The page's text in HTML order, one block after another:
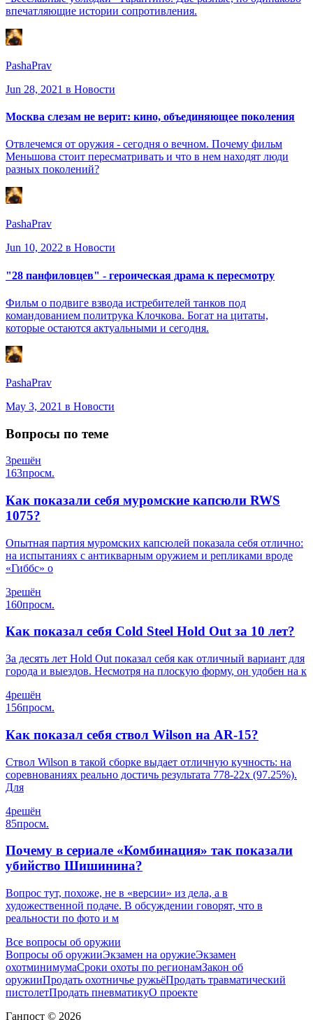
впечатляющие истории сопротивления.
PashaPrav
Jun 28, 2021 в Новости
Москва слезам не верит: кино, объединяющее поколения
Отвлечемся от оружия - сегодня о вечном. Почему фильм
Меньшова стоит пересматривать и что в нем находят люди
разных поколений?
PashaPrav
Jun 10, 2022 в Новости
"28 панфиловцев" - героическая драма к пересмотру
Фильм о подвиге взвода истребителей танков под
командованием политрука Клочкова. Богат на цитаты,
которые остаются актуальными и сегодня.
PashaPrav
May 3, 2021 в Новости
Вопросы по теме
3решён
163просм.
Как показали себя муромские капсюли RWS
1075?
Опытная партия муромских капсюлей показала себя отлично:
на испытаниях с антикварным оружием и репликами вроде
«Гиббс» о
3решён
160просм.
Как показал себя Cold Steel Hold Out за 10 лет?
За десять лет Hold Out показал себя как отличный вариант для
города и выездов. Несмотря на плоскую форму, он удобен на к
4решён
156просм.
Как показал себя ствол Wilson на AR-15?
Ствол Wilson в такой сборке выдает отличную кучность: на
соревнованиях реально достичь результата 778-22х (97.25%).
Для
4решён
85просм.
Почему в сериале «Комбинация» так показали
убийство Шишинина?
Вопрос тут, похоже, не в «версии» из дела, а в
художественной подаче. В обсуждении говорят, что в
реальности по фото и м
Все вопросы об оружии
Вопросы об оружииЭкзамен на оружиеЭкзамен
охотминимумаСроки охоты по регионамЗакон об
оружииПродать охотничье ружьёПродать травматический
пистолетПродать пневматикуО проекте
Ганпост © 2026